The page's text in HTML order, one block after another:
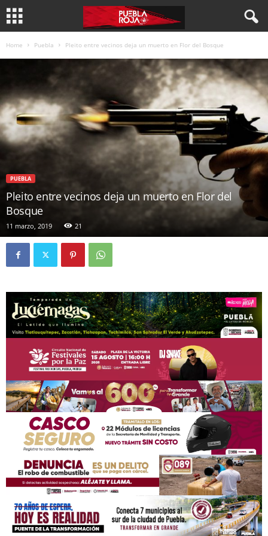
Home Puebla Pleito entre vecinos deja un muerto en Flor del Bosque
PUEBLA
Pleito entre vecinos deja un muerto en Flor del
Bosque
11 marzo, 2019 21